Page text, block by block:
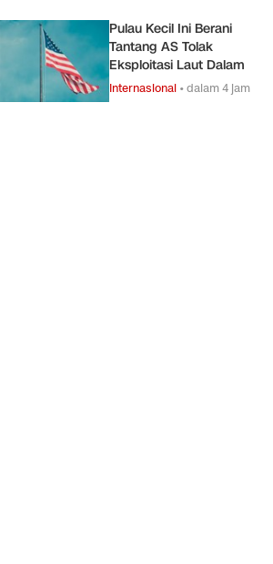
Pulau Kecil Ini Berani
Tantang AS Tolak
Eksploitasi Laut Dalam
Internasional •dalam 4 jam